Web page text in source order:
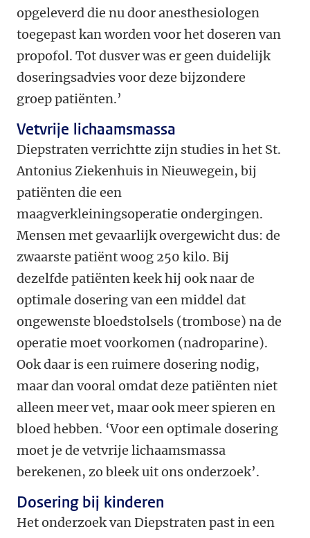
opgeleverd die nu door anesthesiologen
toegepast kan worden voor het doseren van
propofol. Tot dusver was er geen duidelijk
doseringsadvies voor deze bijzondere
groep patiënten.’
Vetvrije lichaamsmassa
Diepstraten verrichtte zijn studies in het St.
Antonius Ziekenhuis in Nieuwegein, bij
patiënten die een
maagverkleiningsoperatie ondergingen.
Mensen met gevaarlijk overgewicht dus: de
zwaarste patiënt woog 250 kilo. Bij
dezelfde patiënten keek hij ook naar de
optimale dosering van een middel dat
ongewenste bloedstolsels (trombose) na de
operatie moet voorkomen (nadroparine).
Ook daar is een ruimere dosering nodig,
maar dan vooral omdat deze patiënten niet
alleen meer vet, maar ook meer spieren en
bloed hebben. ‘Voor een optimale dosering
moet je de vetvrije lichaamsmassa
berekenen, zo bleek uit ons onderzoek’.
Dosering bij kinderen
Het onderzoek van Diepstraten past in een